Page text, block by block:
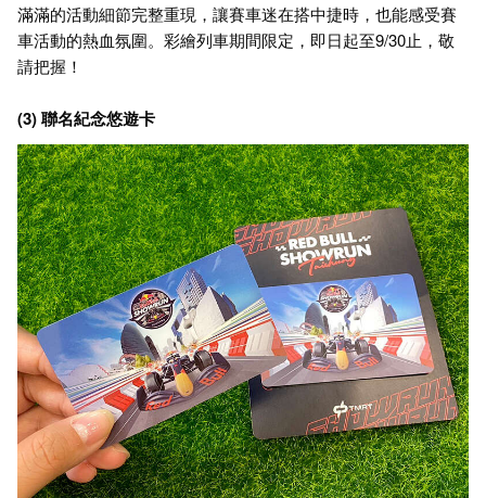
滿滿的活動細節完整重現，讓賽車迷在搭中捷時，也能感受賽
車活動的熱血氛圍。彩繪列車期間限定，即日起至9/30止，敬
請把握！
(3) 聯名紀念悠遊卡